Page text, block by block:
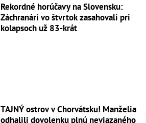
Rekordné horúčavy na Slovensku:
Záchranári vo štvrtok zasahovali pri
kolapsoch už 83-krát
TAJNÝ ostrov v Chorvátsku! Manželia
odhalili dovolenku plnú neviazaného